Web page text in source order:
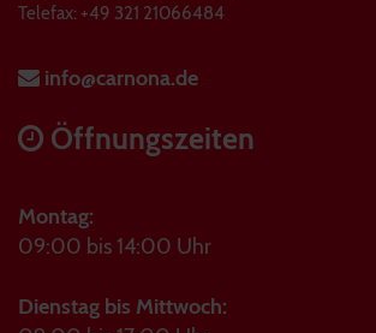
Telefax: +49 321 21066484
info@carnona.de
Öffnungszeiten
Montag:
09:00 bis 14:00 Uhr
Dienstag bis Mittwoch: